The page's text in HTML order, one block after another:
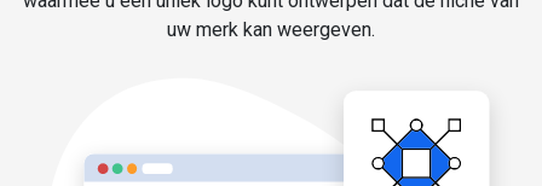
uw merk kan weergeven.